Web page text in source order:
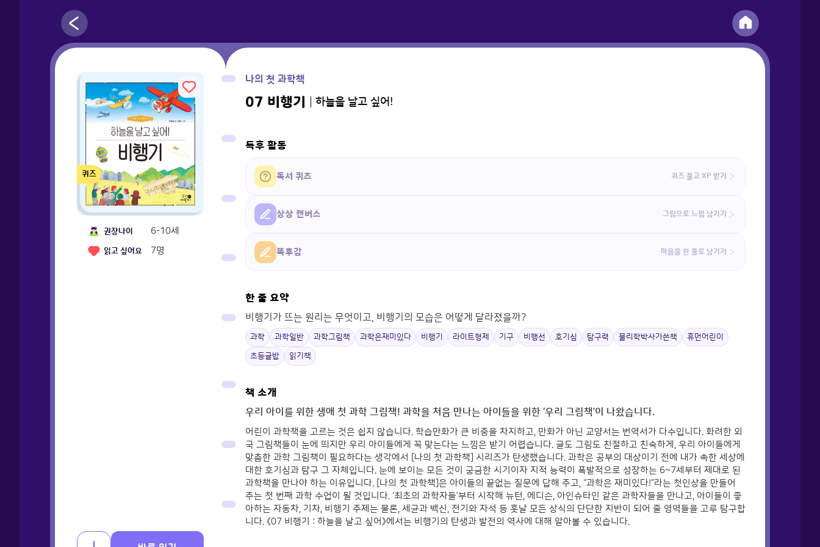
퀴즈
권장나이 6-10세
읽고 싶어요 7명
나의 첫 과학책
07 비행기 하늘을 날고 싶어!
독후 활동
독서 퀴즈 퀴즈 풀고 XP 받기
상상 캔버스 그림으로 느낌 남기기
똑후감 마음을 한 줄로 남기기
한 줄 요약
비행기가 뜨는 원리는 무엇이고, 비행기의 모습은 어떻게 달라졌을까?
과학 과학일반 과학그림책 과학은재미있다 비행기 라이트형제 기구 비행선 호기심 탐구력 물리학박사가쓴책 휴먼어린이
초등글밥 읽기책
책 소개
우리 아이를 위한 생애 첫 과학 그림책! 과학을 처음 만나는 아이들을 위한 ‘우리 그림책’이 나왔습니다.
어린이 과학책을 고르는 것은 쉽지 않습니다. 학습만화가 큰 비중을 차지하고, 만화가 아닌 교양서는 번역서가 다수입니다. 화려한 외
국 그림책들이 눈에 띄지만 우리 아이들에게 꼭 맞는다는 느낌은 받기 어렵습니다. 글도 그림도 친절하고 친숙하게, 우리 아이들에게
맞춤한 과학 그림책이 필요하다는 생각에서 [나의 첫 과학책] 시리즈가 탄생했습니다. 과학은 공부의 대상이기 전에 내가 속한 세상에
대한 호기심과 탐구 그 자체입니다. 눈에 보이는 모든 것이 궁금한 시기이자 지적 능력이 폭발적으로 성장하는 6~7세부터 제대로 된
과학책을 만나야 하는 이유입니다. [나의 첫 과학책]은 아이들의 끝없는 질문에 답해 주고, “과학은 재미있다!”라는 첫인상을 만들어
주는 첫 번째 과학 수업이 될 것입니다. ‘최초의 과학자들’부터 시작해 뉴턴, 에디슨, 아인슈타인 같은 과학자들을 만나고, 아이들이 좋
아하는 자동차, 기차, 비행기 주제는 물론, 세균과 백신, 전기와 자석 등 훗날 모든 상식의 단단한 지반이 되어 줄 영역들을 고루 탐구합
니다. 《07 비행기 : 하늘을 날고 싶어》에서는 비행기의 탄생과 발전의 역사에 대해 알아볼 수 있습니다.